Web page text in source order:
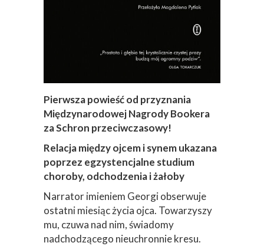
Pierwsza powieść od przyznania
Międzynarodowej Nagrody Bookera
za Schron przeciwczasowy!
Relacja między ojcem i synem ukazana
poprzez egzystencjalne studium
choroby, odchodzenia i żałoby
Narrator imieniem Georgi obserwuje
ostatni miesiąc życia ojca. Towarzyszy
mu, czuwa nad nim, świadomy
nadchodzącego nieuchronnie kresu.